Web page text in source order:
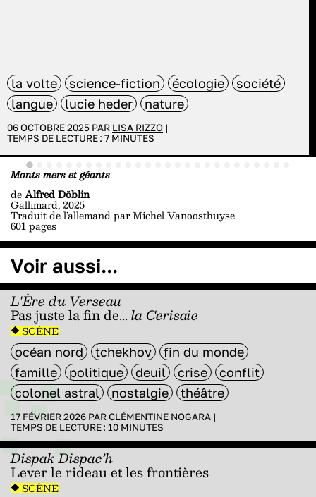
la volte science-fiction écologie
société
langue
lucie heder nature
06 OCTOBRE 2025 PAR LISA RIZZO |
TEMPS DE LECTURE : 7 MINUTES
Monts mers et géants
deAlfred Döblin
Gallimard, 2025
Traduit de l’allemand par Michel Vanoosthuyse
601 pages
Voir aussi...
L'Ère du Verseau
Pas juste la fin de...la Cerisaie
SCÈNE
océan nord tchekhov
fin du monde
famille
politique deuil crise
conflit
colonel astral
nostalgie théâtre
17 FÉVRIER 2026 PARCLÉMENTINE NOGARA |
TEMPS DE LECTURE : 10 MINUTES
Dispak Dispac’h
Lever le rideau et les frontières
SCÈNE